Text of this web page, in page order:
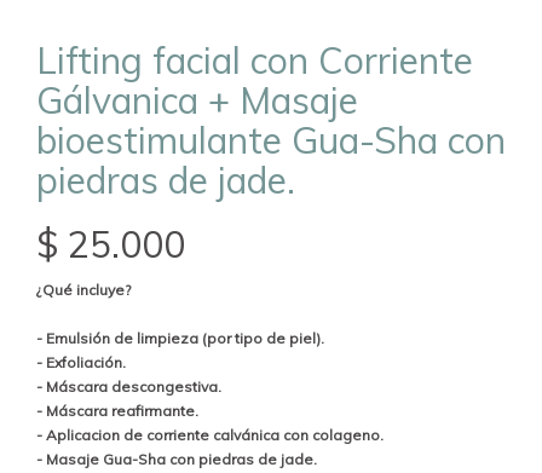
Lifting facial con Corriente
Gálvanica + Masaje
bioestimulante Gua-Sha con
piedras de jade.
$ 25.000
¿Qué incluye?
- Emulsión de limpieza (por tipo de piel).
- Exfoliación.
- Máscara descongestiva.
- Máscara reafirmante.
- Aplicacion de corriente calvánica con colageno.
- Masaje Gua-Sha con piedras de jade.